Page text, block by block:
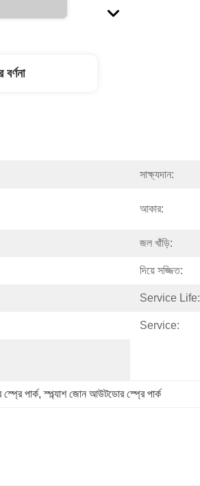
সাক্ষ্যদান:
আকার:
জল খাঁড়ি:
দিয়ে সজ্জিত:
Service Life:
Service:
পার্ক, স্প্ল্যাশ জোন আউটডোর স্প্রে পার্ক